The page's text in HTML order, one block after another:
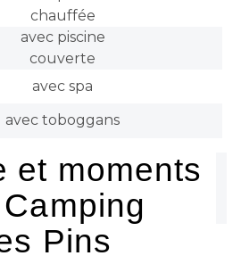
chauffée
avec piscine
couverte
avec spa
avec toboggans
et moments
Pins